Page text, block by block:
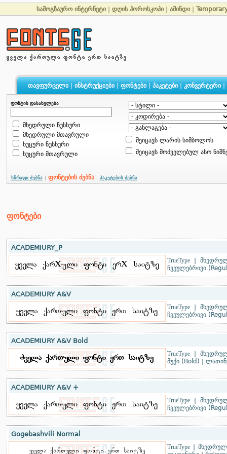
სამოგზაურო ინტერნეტი დღის ჰოროსკოპი ამინდი
თავფურცელი| ინსტრუქციები| ფონტები| პაკეტები| კონვერტერი|
ფონტის დასახელება
მხედრული ნუსხური
მხედრული მთავრული
ხუცური ნუსხური
ხუცური მთავრული
შეიცავს ლარის სიმბოლოს
შეიცავს მოძველებულ ასო
სწრაფი ძებნა ფონტების ძებნა პაკეტების ძებნა
ფონტები
ACADEMIURY_P
TrueType|
ჩვეულებრივი
ACADEMIURY A&V
TrueType|
ჩვეულებრივი
ACADEMIURY A&V Bold
TrueType|
მუქი (Bold)
ACADEMIURY A&V +
TrueType|
ჩვეულებრივი
Gogebashvili Normal
TrueType|